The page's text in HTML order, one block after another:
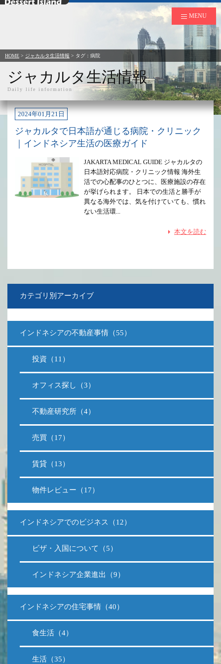
デザートアイランド
MENU
HOME > ジャカルタ生活情報 > タグ：病院
ジャカルタ生活情報
Daily life information
2024年01月21日
ジャカルタで日本語が通じる病院・クリニック
｜インドネシア生活の医療ガイド
JAKARTA MEDICAL GUIDE ジャカルタの
日本語対応病院・クリニック情報 海外生
活での心配事のひとつに、医療施設の存在
が挙げられます。 日本での生活と勝手が
異なる海外では、気を付けていても、慣れ
ない生活環...
本文を読む
カテゴリ別アーカイブ
インドネシアの不動産事情（55）
投資（11）
オフィス探し（3）
不動産研究所（4）
売買（17）
賃貸（13）
物件レビュー（17）
インドネシアでのビジネス（12）
ビザ・入国について（5）
インドネシア企業進出（9）
インドネシアの住宅事情（40）
食生活（4）
生活（35）